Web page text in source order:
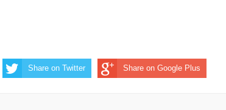
Share on Twitter Share on Google Plus